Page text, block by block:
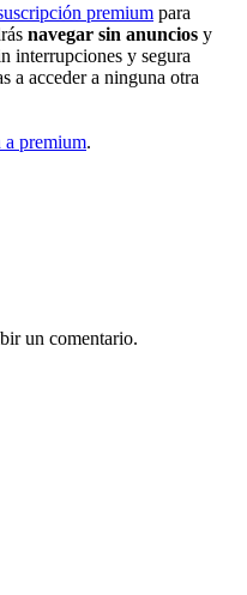
premium para
navegar sin anuncios y
interrupciones y segura
a acceder a ninguna otra
a premium.
un comentario.